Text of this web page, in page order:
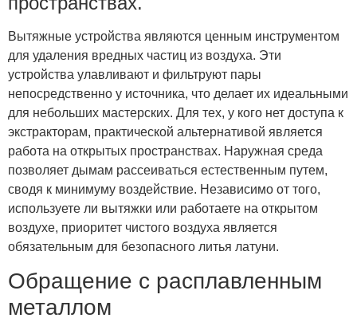
Вытяжные устройства являются ценным инструментом
для удаления вредных частиц из воздуха. Эти
устройства улавливают и фильтруют пары
непосредственно у источника, что делает их идеальными
для небольших мастерских. Для тех, у кого нет доступа к
экстракторам, практической альтернативой является
работа на открытых пространствах. Наружная среда
позволяет дымам рассеиваться естественным путем,
сводя к минимуму воздействие. Независимо от того,
используете ли вытяжки или работаете на открытом
воздухе, приоритет чистого воздуха является
обязательным для безопасного литья латуни.
Обращение с расплавленным
металлом